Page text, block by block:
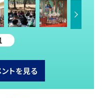
トを見る